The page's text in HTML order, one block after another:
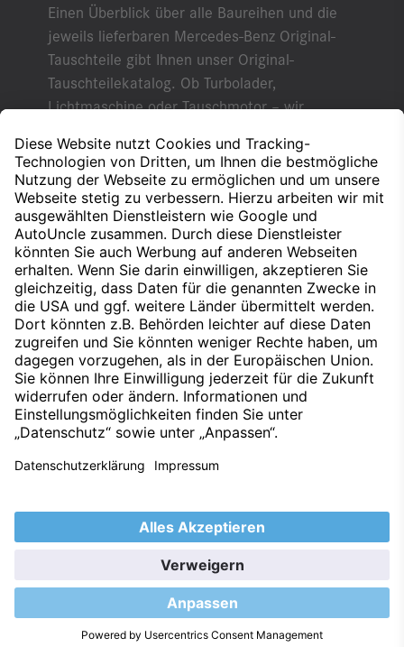
Einen Überblick über alle Baureihen und die
jeweils lieferbaren Mercedes-Benz Original-
Tauschteile gibt Ihnen unser Original-
Tauschteilekatalog. Ob Turbolader,
Lichtmaschine oder Tauschmotor – wir
Tauschteileprogramm und machen Ihnen ein
individuelles Angebot. Setzen Sie sich mit uns
in Verbindung.
Nach oben
DatenschutzImpressumTechniklexikon
Barrierefreiheitserklärung
2026 © S&G Automobil AG